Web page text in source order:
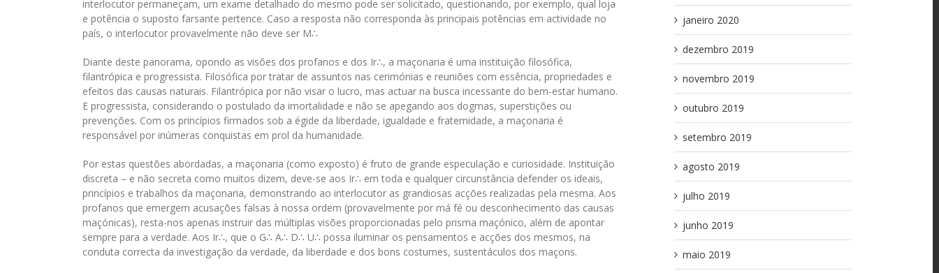
interlocutor permaneçam, um exame detalhado do mesmo pode ser solicitado, questionando, por exemplo, qual loja
e potência o suposto farsante pertence. Caso a resposta não corresponda às principais potências em actividade no
país, o interlocutor provavelmente não deve ser M∴
Diante deste panorama, opondo as visões dos profanos e dos Ir∴, a maçonaria é uma instituição filosófica,
filantrópica e progressista. Filosófica por tratar de assuntos nas cerimónias e reuniões com essência, propriedades e
efeitos das causas naturais. Filantrópica por não visar o lucro, mas actuar na busca incessante do bem-estar humano.
E progressista, considerando o postulado da imortalidade e não se apegando aos dogmas, superstições ou
prevenções. Com os princípios firmados sob a égide da liberdade, igualdade e fraternidade, a maçonaria é
responsável por inúmeras conquistas em prol da humanidade.
Por estas questões abordadas, a maçonaria (como exposto) é fruto de grande especulação e curiosidade. Instituição
discreta – e não secreta como muitos dizem, deve-se aos Ir∴ em toda e qualquer circunstância defender os ideais,
princípios e trabalhos da maçonaria, demonstrando ao interlocutor as grandiosas acções realizadas pela mesma. Aos
profanos que emergem acusações falsas à nossa ordem (provavelmente por má fé ou desconhecimento das causas
maçónicas), resta-nos apenas instruir das múltiplas visões proporcionadas pelo prisma maçónico, além de apontar
sempre para a verdade. Aos Ir∴, que o G∴ A∴ D∴ U∴ possa iluminar os pensamentos e acções dos mesmos, na
conduta correcta da investigação da verdade, da liberdade e dos bons costumes, sustentáculos dos maçons.
janeiro 2020
dezembro 2019
novembro 2019
outubro 2019
setembro 2019
agosto 2019
julho 2019
junho 2019
maio 2019